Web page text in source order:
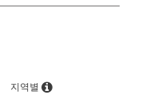
지역별